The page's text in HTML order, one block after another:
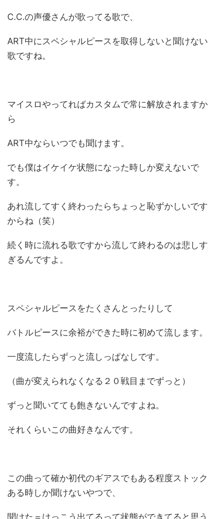
C.C.の声優さんが歌ってる歌で、
ART中にスペシャルピースを取得しないと聞けない
歌ですね。
マイスロやってればカスタムで常に解放されますか
ら
ART中ならいつでも聞けます。
でも僕はイケイケ状態になった時しか変えないで
す。
あれ流してすく終わったらちょっと恥ずかしいです
からね（笑）
続く時に流れる歌ですから流して終わるのは悲しす
ぎるんですよ。
スペシャルピースをたくさんとったりして
バトルピースに余裕ができた時に初めて流します。
一度流したらずっと流しっぱなしです。
（曲が変えられなくなる２０戦目までずっと）
ずっと聞いてても飽きないんですよね。
それくらいこの曲好きなんです。
この曲って確か初代のギアスでもある程度ストック
ある時しか聞けないやつで、
聞けた＝けっこう出てるって状態ができてると思う